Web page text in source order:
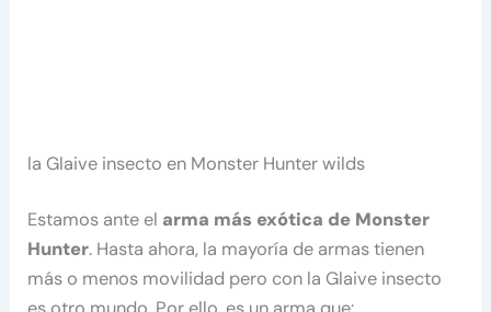
la Glaive insecto en Monster Hunter wilds
Estamos ante el arma más exótica de Monster
Hunter. Hasta ahora, la mayoría de armas tienen
más o menos movilidad pero con la Glaive insecto